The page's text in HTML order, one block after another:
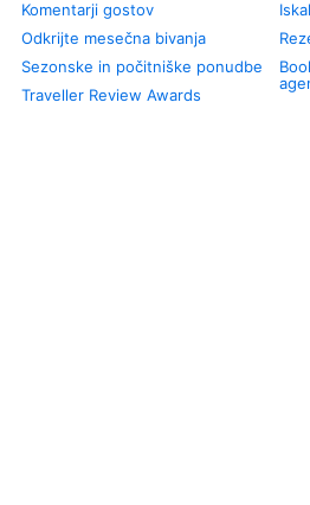
Komentarji gostov
Odkrijte mesečna bivanja
Sezonske in počitniške ponudbe
Traveller Review Awards